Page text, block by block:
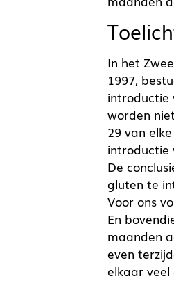
In het
1997,
introductie
worden
29 van
introductie
De
gluten te
Voor ons
En
maanden
even
elkaar